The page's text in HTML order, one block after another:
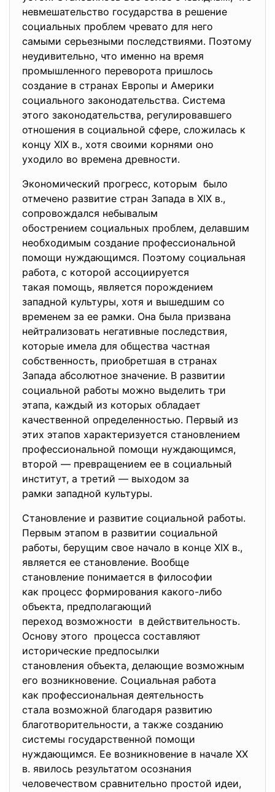
невмешательство государства в решение
социальных проблем чревато для него
самыми серьезными последствиями. Поэтому
неудивительно, что именно на время
промышленного переворота пришлось
создание в странах Европы и Америки
социального законодательства. Система
этого законодательства, регулировавшего
отношения в социальной сфере, сложилась к
концу XIX в., хотя своими корнями оно
уходило во времена древности.
Экономический прогресс, которым было
отмечено развитие стран Запада в XIX в.,
сопровождался небывалым
обострением социальных проблем, делавшим
необходимым создание профессиональной
помощи нуждающимся. Поэтому социальная
работа, с которой ассоциируется
такая помощь, является порождением
западной культуры, хотя и вышедшим со
временем за ее рамки. Она была призвана
нейтрализовать негативные последствия,
которые имела для общества частная
собственность, приобретшая в странах
Запада абсолютное значение. В развитии
социальной работы можно выделить три
этапа, каждый из которых обладает
качественной определенностью. Первый из
этих этапов характеризуется становлением
профессиональной помощи нуждающимся,
второй — превращением ее в социальный
институт, а третий — выходом за
рамки западной культуры.
Становление и развитие социальной работы.
Первым этапом в развитии социальной
работы, берущим свое начало в конце XIX в.,
является ее становление. Вообще
становление понимается в философии
как процесс формирования какого-либо
объекта, предполагающий
переход возможности в действительность.
Основу этого процесса составляют
исторические предпосылки
становления объекта, делающие возможным
его возникновение. Социальная работа
как профессиональная деятельность
стала возможной благодаря развитию
благотворительности, а также созданию
системы государственной помощи
нуждающимся. Ее возникновение в начале XX
в. явилось результатом осознания
человечеством сравнительно простой идеи,